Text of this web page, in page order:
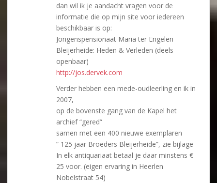
dan wil ik je aandacht vragen voor de
informatie die op mijn site voor iedereen
beschikbaar is op:
Jongenspensionaat Maria ter Engelen
Bleijerheide: Heden & Verleden (deels
openbaar)
http://jos.dervek.com
Verder hebben een mede-oudleerling en ik in
2007,
op de bovenste gang van de Kapel het
archief “gered”
samen met een 400 nieuwe exemplaren
” 125 jaar Broeders Bleijerheide”, zie bijlage
In elk antiquariaat betaal je daar minstens €
25 voor. (eigen ervaring in Heerlen
Nobelstraat 54)